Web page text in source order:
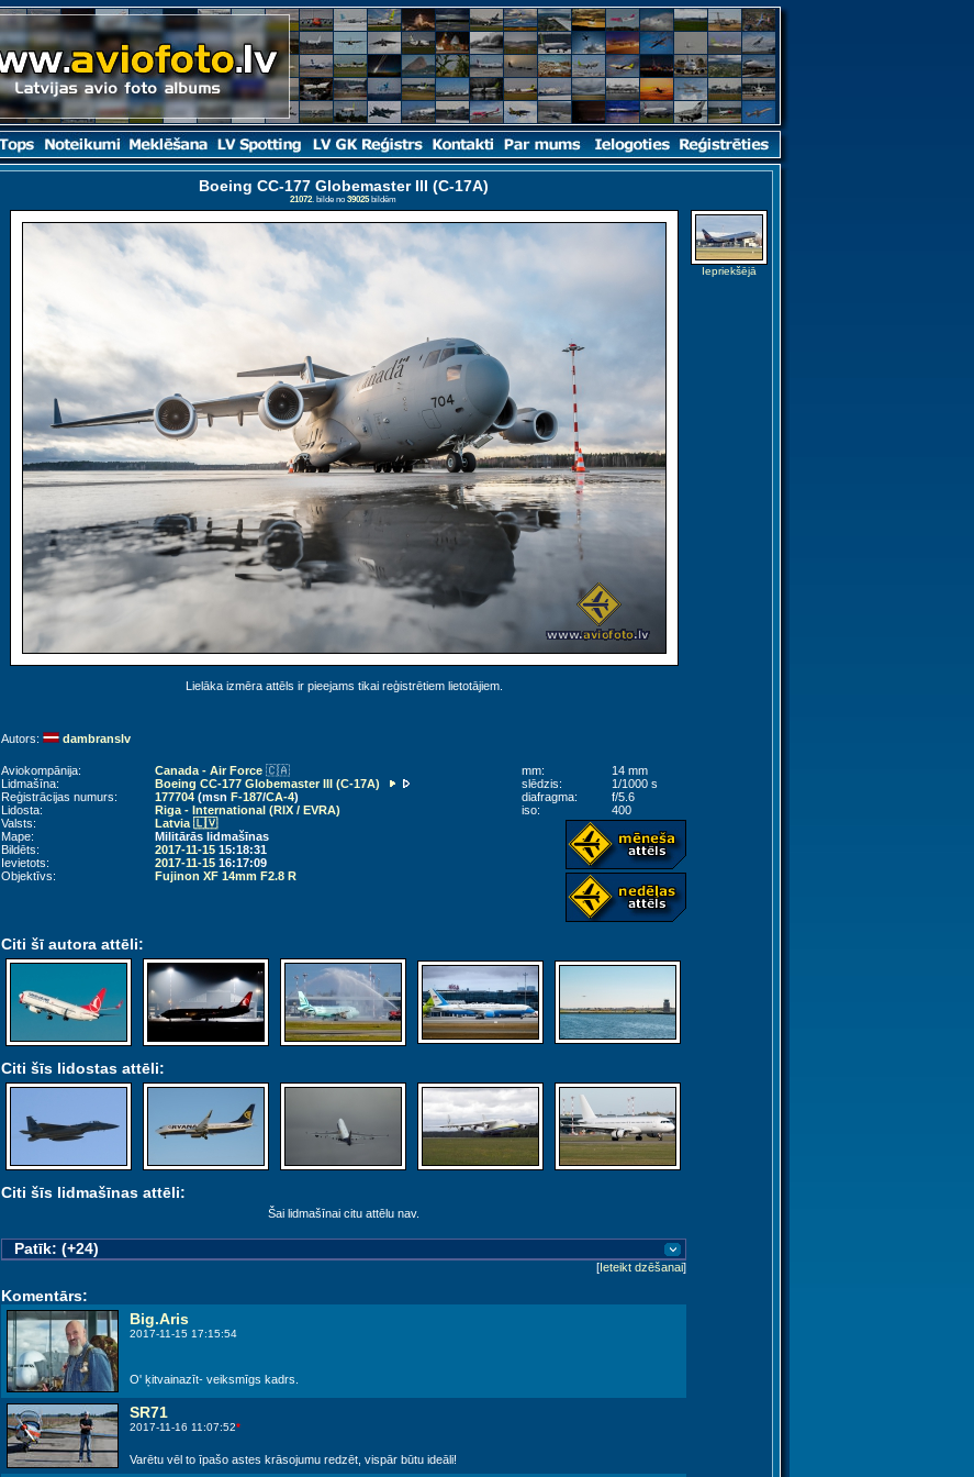
Boeing CC-177 Globemaster III (C-17A)
21072. bilde no 39025bildēm
Lielāka izmēra attēls ir pieejams tikai reģistrētiem lietotājiem.
Iepriekšējā
Autors: dambranslv
Aviokompānija: Canada - Air Force 🇨🇦
Lidmašīna:
Boeing CC-177 Globemaster III (C-17A)
Reģistrācijas numurs:
177704(msn F-187/CA-4)
Lidosta:
Riga - International (RIX / EVRA)
Valsts:
Latvia 🇱🇻
Mape:
Militārās lidmašīnas
Bildēts:
2017-11-1515:18:31
Ievietots:
2017-11-1516:17:09
Objektīvs:
Fujinon XF 14mm F2.8 R
mm:
14 mm
slēdzis:
1/1000 s
diafragma:
f/5.6
iso:
400
Citi šī autora attēli:
Citi šīs lidostas attēli:
Citi šīs lidmašīnas attēli:
Šai lidmašīnai citu attēlu nav.
Patīk: (+24)
[Ieteikt dzēšanai]
Komentārs:
Big.Aris
2017-11-15 17:15:54
O' ķitvainazīt- veiksmīgs kadrs.
SR71
2017-11-16 11:07:52*
Varētu vēl to īpašo astes krāsojumu redzēt, vispār būtu ideāli!